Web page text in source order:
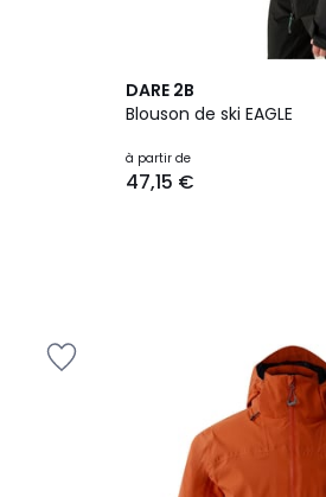
DARE 2B
Blouson de ski EAGLE
à partir de
47,15 €
2
Couleurs